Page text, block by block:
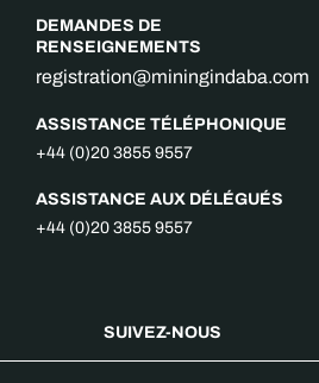
DEMANDES DE
RENSEIGNEMENTS
registration@miningindaba.com
ASSISTANCE TÉLÉPHONIQUE
+44 (0)20 3855 9557
ASSISTANCE AUX DÉLÉGUÉS
+44 (0)20 3855 9557
SUIVEZ-NOUS